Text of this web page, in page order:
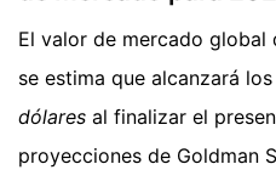
El valor de mercado
se estima que alcanzará los
dólares al finalizar el
proyecciones de Goldman